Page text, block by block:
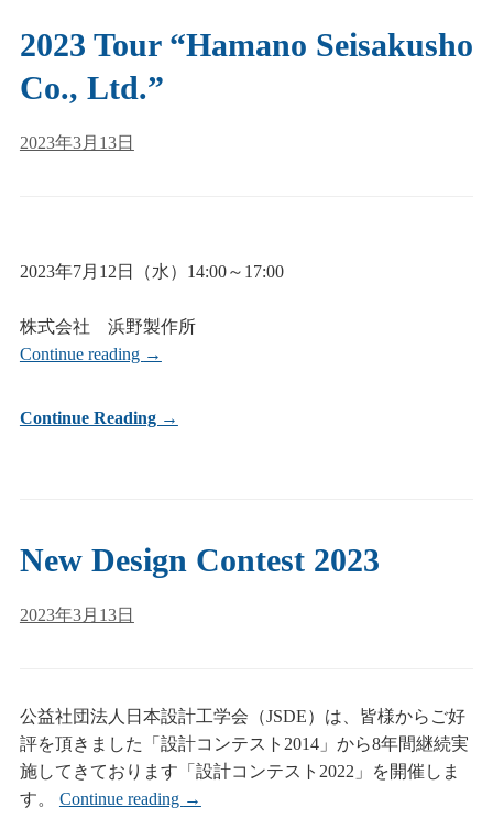
2023 Tour “Hamano Seisakusho
Co., Ltd.”
2023年3月13日
2023年7月12日（水）14:00～17:00
株式会社 浜野製作所
Continue reading →
Continue Reading →
New Design Contest 2023
2023年3月13日
公益社団法人日本設計工学会（JSDE）は、皆様からご好
評を頂きました「設計コンテスト2014」から8年間継続実
施してきております「設計コンテスト2022」を開催しま
す。 Continue reading →